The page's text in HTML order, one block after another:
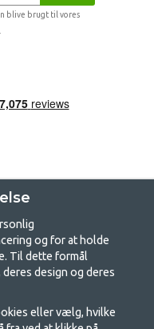
blive brugt til vores
butik for
og for at holde
Til dette formål
design og deres
eller vælg, hvilke